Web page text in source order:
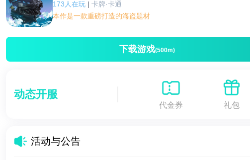
173人在玩 | 卡牌·卡通
本作是一款重磅打造的海盗题材
下载游戏(500m)
动态开服
代金券 礼包
活动与公告